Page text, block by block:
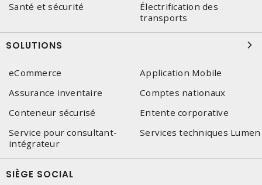
Santé et sécurité
Électrification des
transports
SOLUTIONS
eCommerce
Application Mobile
Assurance inventaire
Comptes nationaux
Conteneur sécurisé
Entente corporative
Service pour consultant-
intégrateur
Services techniques Lumen
SIÈGE SOCIAL